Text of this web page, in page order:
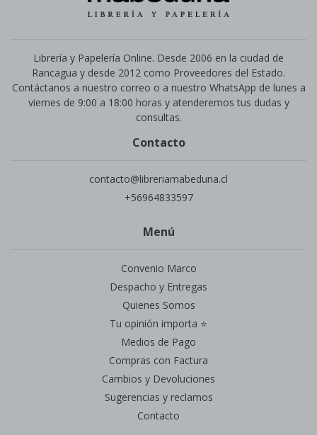
Librería y Papelería Online. Desde 2006 en la ciudad de
Rancagua y desde 2012 como Proveedores del Estado.
Contáctanos a nuestro correo o a nuestro WhatsApp de lunes a
viernes de 9:00 a 18:00 horas y atenderemos tus dudas y
consultas.
Contacto
contacto@libreriamabeduna.cl
+56964833597
Menú
Convenio Marco
Despacho y Entregas
Quienes Somos
Tu opinión importa ⭐
Medios de Pago
Compras con Factura
Cambios y Devoluciones
Sugerencias y reclamos
Contacto